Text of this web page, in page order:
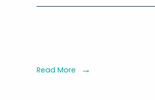
Read More